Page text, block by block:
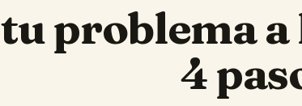
problema
4